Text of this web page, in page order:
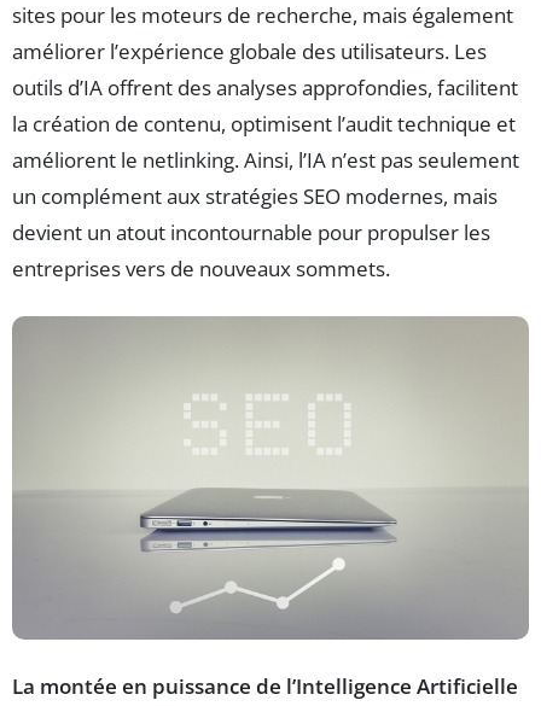
sites pour les moteurs de recherche, mais également
améliorer l’expérience globale des utilisateurs. Les
outils d’IA offrent des analyses approfondies, facilitent
la création de contenu, optimisent l’audit technique et
améliorent le netlinking. Ainsi, l’IA n’est pas seulement
un complément aux stratégies SEO modernes, mais
devient un atout incontournable pour propulser les
entreprises vers de nouveaux sommets.
La montée en puissance de l’Intelligence Artificielle